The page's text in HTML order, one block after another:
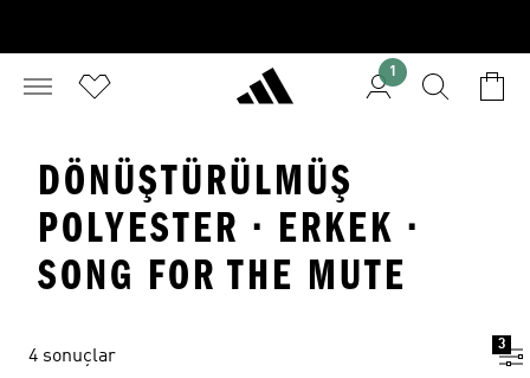
1
DÖNÜŞTÜRÜLMÜŞ
POLYESTER · ERKEK ·
SONG FOR THE MUTE
4 sonuçlar
3